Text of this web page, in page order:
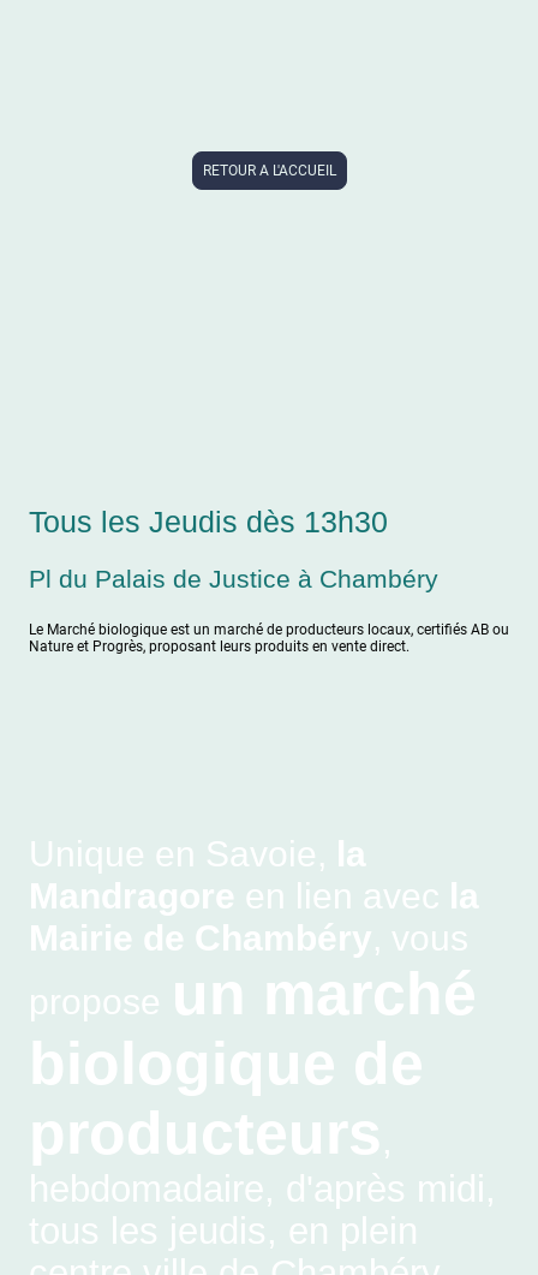
RETOUR A L'ACCUEIL
Tous les Jeudis dès 13h30
Pl du Palais de Justice à Chambéry
Le Marché biologique est un marché de producteurs locaux, certifiés AB ou
Nature et Progrès, proposant leurs produits en vente direct.
Unique en Savoie,
la
Mandragore en lien avec la
Mairie de Chambéry, vous
propose un marché
biologique de
producteurs,
hebdomadaire, d'après midi,
tous les jeudis, en plein